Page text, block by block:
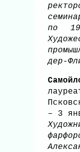
по
дер-
– 3